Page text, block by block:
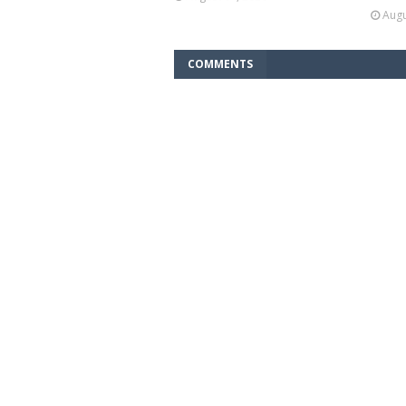
COMMENTS